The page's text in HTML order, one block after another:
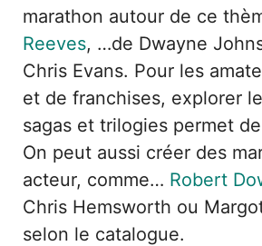
marathon autour de ce
Reeves, …de Dwayne
Chris Evans. Pour les
et de franchises, explorer
sagas et trilogies permet de
On peut aussi créer des
acteur, comme… Robert
Chris Hemsworth ou
selon le catalogue.